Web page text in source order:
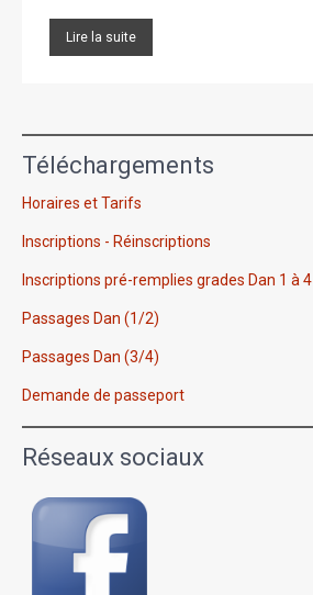
Lire la suite
Téléchargements
Horaires et Tarifs
Inscriptions - Réinscriptions
Inscriptions pré-remplies grades Dan 1 à 4
Passages Dan (1/2)
Passages Dan (3/4)
Demande de passeport
Réseaux sociaux